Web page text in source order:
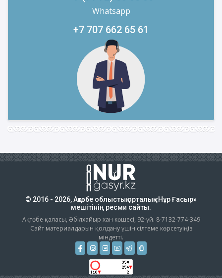
Whatsapp
+7 707 662 65 61
© 2016 - 2026, Ақтөбе облыстық орталық «Нұр Ғасыр»
мешітінің ресми сайты.
Ақтөбе қаласы, Әбілхайыр хан көшесі, 92-үй. 8-7132-774-349
Сайт материалдарын қолдану үшін сілтеме көрсетуіңіз
міндетті.